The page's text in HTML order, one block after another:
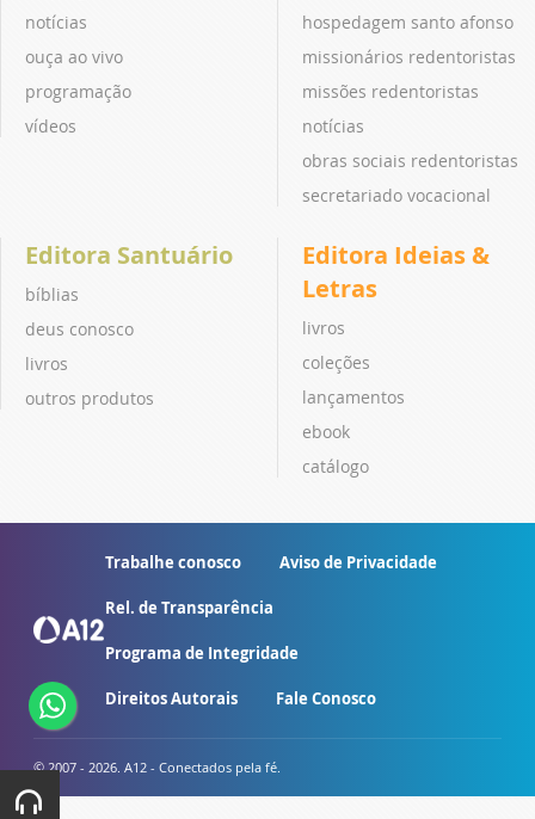
notícias
ouça ao vivo
programação
vídeos
hospedagem santo afonso
missionários redentoristas
missões redentoristas
notícias
obras sociais redentoristas
secretariado vocacional
Editora Santuário
bíblias
deus conosco
livros
outros produtos
Editora Ideias &
Letras
livros
coleções
lançamentos
ebook
catálogo
Trabalhe conosco Aviso de Privacidade
Rel. de Transparência
Programa de Integridade
Direitos Autorais Fale Conosco
© 2007 - 2026. A12 - Conectados pela fé.